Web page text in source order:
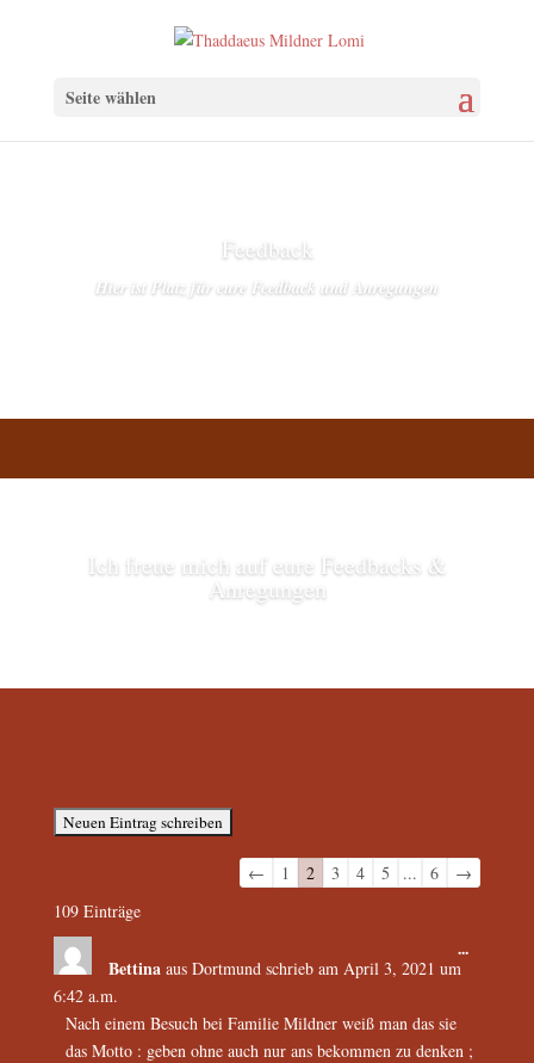
Seite wählen
Feedback
Hier ist Platz für eure Feedback und Anregungen
Ich freue mich auf eure Feedbacks &
Anregungen
Navigation
← 1 2 3 4 5 ... 6
→
109 Einträge
Bettina aus Dortmund schrieb amApril 3, 2021 um
6:42 a.m.
Nach einem Besuch bei Familie Mildner weiß man das sie
das Motto : geben ohne auch nur ans bekommen zu denken ;
...